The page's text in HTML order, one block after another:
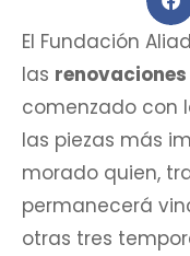
El Fundación
las
comenzado con
las piezas más
morado quien,
permanecerá
otras tres